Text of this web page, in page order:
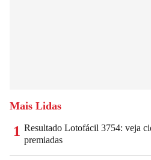
Mais Lidas
1 Resultado Lotofácil 3754: veja
premiadas